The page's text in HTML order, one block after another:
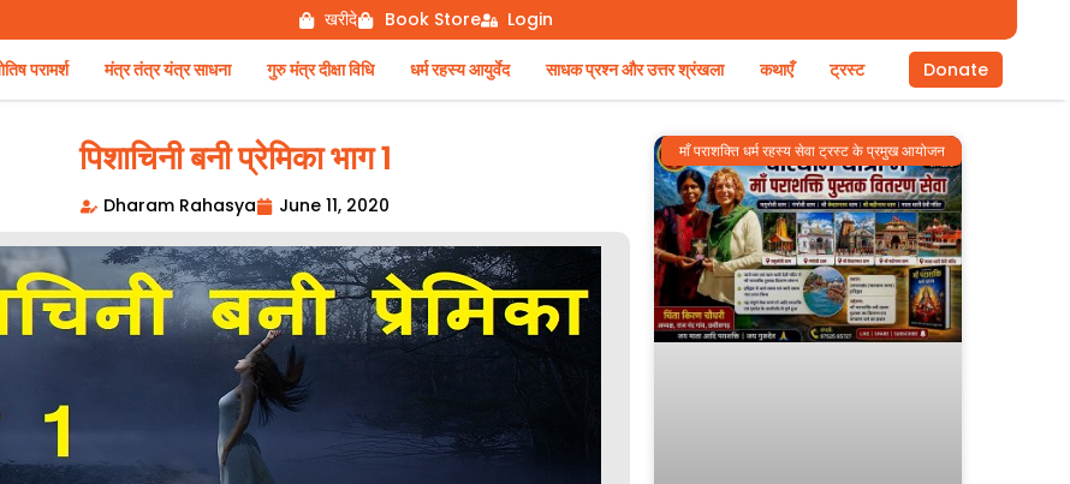
खरीदे Book Store Login
परामर्श मंत्र तंत्र यंत्र साधना गुरु मंत्र दीक्षा विधि धर्म रहस्य आयुर्वेद साधक प्रश्न और उत्तर श्रंखला कथाएँ ट्रस्ट Donate
पिशाचिनी बनी प्रेमिका भाग 1
Dharam Rahasya June 11, 2020
माँ पराशक्ति धर्म रहस्य सेवा ट्रस्ट के प्रमुख आयोजन